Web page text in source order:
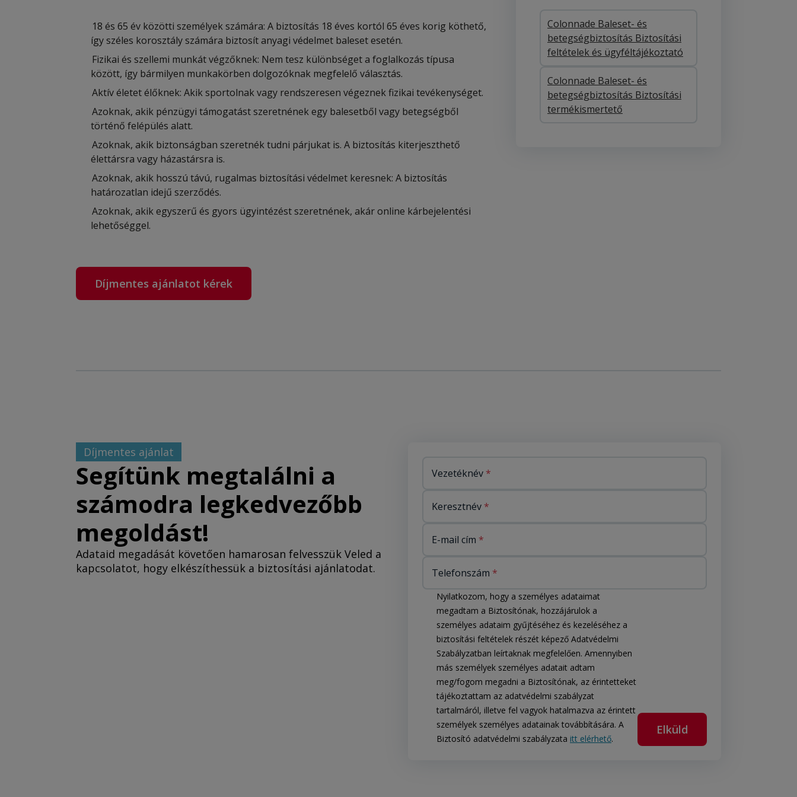
18 és 65 év közötti személyek számára: A biztosítás 18 éves kortól 65 éves korig köthető,
így széles korosztály számára biztosít anyagi védelmet baleset esetén.
Fizikai és szellemi munkát végzőknek: Nem tesz különbséget a foglalkozás típusa
között, így bármilyen munkakörben dolgozóknak megfelelő választás.
Aktív életet élőknek: Akik sportolnak vagy rendszeresen végeznek fizikai tevékenységet.
Azoknak, akik pénzügyi támogatást szeretnének egy balesetből vagy betegségből
történő felépülés alatt.
Azoknak, akik biztonságban szeretnék tudni párjukat is. A biztosítás kiterjeszthető
élettársra vagy házastársra is.
Azoknak, akik hosszú távú, rugalmas biztosítási védelmet keresnek: A biztosítás
határozatlan idejű szerződés.
Azoknak, akik egyszerű és gyors ügyintézést szeretnének, akár online kárbejelentési
lehetőséggel.
Colonnade Baleset- és
betegségbiztosítás Biztosítási
feltételek és ügyféltájékoztató
Colonnade Baleset- és
betegségbiztosítás Biztosítási
termékismertető
Díjmentes ajánlatot kérek
Díjmentes ajánlat
Segítünk megtalálni a
számodra legkedvezőbb
megoldást!
Adataid megadását követően hamarosan felvesszük Veled a
kapcsolatot, hogy elkészíthessük a biztosítási ajánlatodat.
Vezetéknév
Keresztnév
E-mail cím
Telefonszám
Nyilatkozom, hogy a személyes adataimat
megadtam a Biztosítónak, hozzájárulok a
személyes adataim gyűjtéséhez és kezeléséhez a
biztosítási feltételek részét képező Adatvédelmi
Szabályzatban leírtaknak megfelelően. Amennyiben
más személyek személyes adatait adtam
meg/fogom megadni a Biztosítónak, az érintetteket
tájékoztattam az adatvédelmi szabályzat
tartalmáról, illetve fel vagyok hatalmazva az érintett
személyek személyes adatainak továbbítására. A
Biztosító adatvédelmi szabályzata itt elérhető.
Elküld